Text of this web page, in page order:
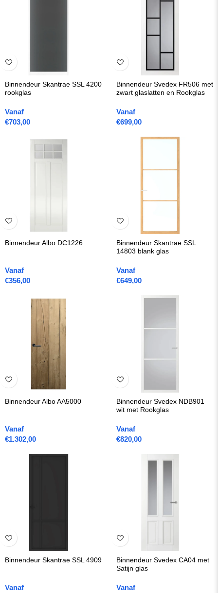
Binnendeur Skantrae SSL 4200
rookglas
Vanaf
€703,00
Binnendeur Svedex FR506 met
zwart glaslatten en Rookglas
Vanaf
€699,00
Binnendeur Albo DC1226
Vanaf
€356,00
Binnendeur Skantrae SSL
14803 blank glas
Vanaf
€649,00
Binnendeur Albo AA5000
Vanaf
€1.302,00
Binnendeur Svedex NDB901
wit met Rookglas
Vanaf
€820,00
Binnendeur Skantrae SSL 4909
Vanaf
Binnendeur Svedex CA04 met
Satijn glas
Vanaf